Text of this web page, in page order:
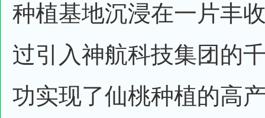
种植基地沉浸在一片丰
过引入神航科技集团的
功实现了仙桃种植的高